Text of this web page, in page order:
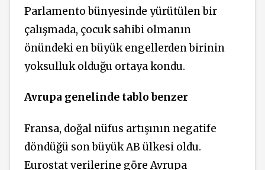
Parlamento bünyesinde yürütülen bir
çalışmada, çocuk sahibi olmanın
önündeki en büyük engellerden birinin
yoksulluk olduğu ortaya kondu.
Avrupa genelinde tablo benzer
Fransa, doğal nüfus artışının negatife
döndüğü son büyük AB ülkesi oldu.
Eurostat verilerine göre Avrupa